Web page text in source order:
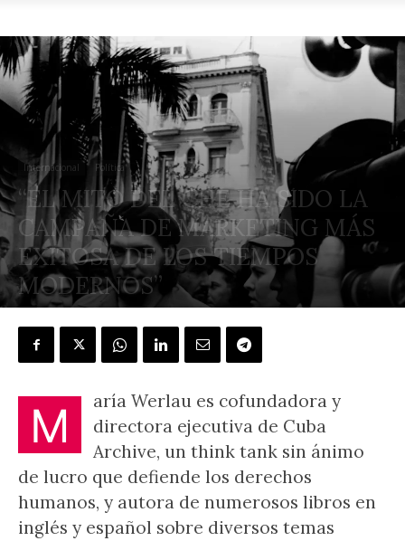
Internacional Política
“EL MITO DEL CHE HA SIDO LA
CAMPAÑA DE MARKETING MÁS
EXITOSA DE LOS TIEMPOS
MODERNOS”
M
aría Werlau es cofundadora y
directora ejecutiva de Cuba
Archive, un think tank sin ánimo
de lucro que defiende los derechos
humanos, y autora de numerosos libros en
inglés y español sobre diversos temas